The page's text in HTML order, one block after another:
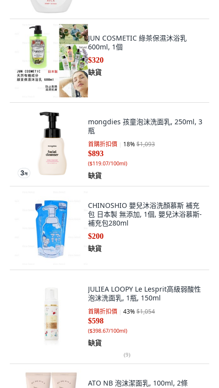
JUN COSMETIC 綠茶保濕沐浴乳
600ml, 1個
$320
缺貨
mongdies 孩童泡沫洗面乳, 250ml, 3
瓶
首購折扣價 18%$1,093
$893
($119.07/100ml)
缺貨
CHINOSHIO 嬰兒沐浴洗顏慕斯 補充
包 日本製 無添加, 1個, 嬰兒沐浴慕斯-
補充包280ml
$200
缺貨
JULIEA LOOPY Le Lesprit高級弱酸性
泡沫洗面乳, 1瓶, 150ml
首購折扣價 43%$1,054
$598
($398.67/100ml)
缺貨
(9)
ATO NB 泡沫潔面乳, 100ml, 2條